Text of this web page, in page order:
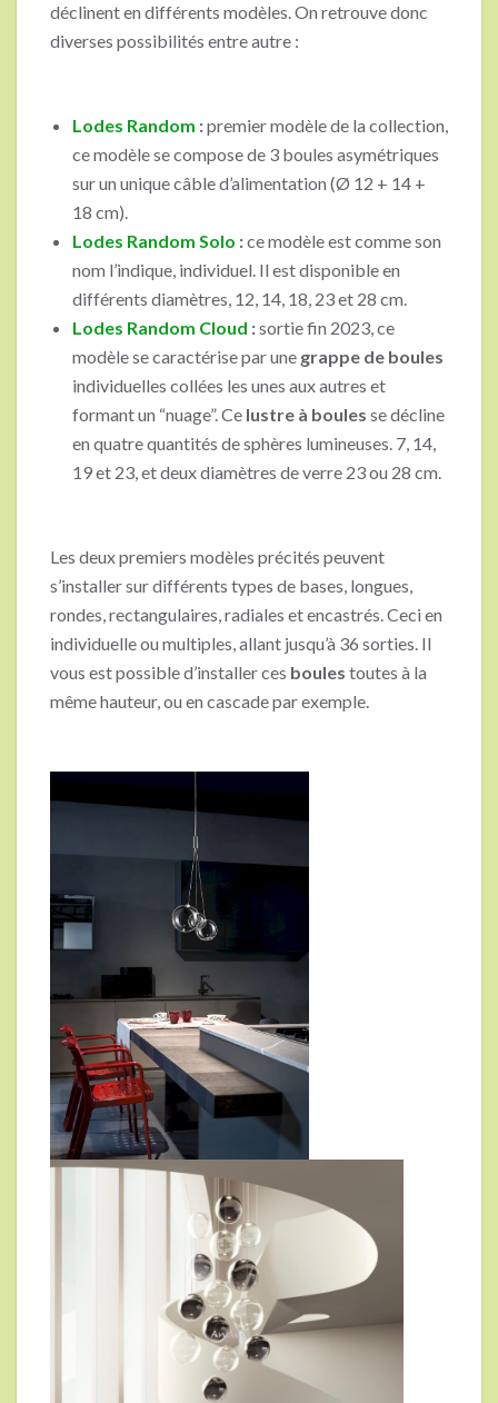
déclinent en différents modèles. On retrouve donc
diverses possibilités entre autre :
Lodes Random :premier modèle de la collection,
ce modèle se compose de 3 boules asymétriques
sur un unique câble d’alimentation (Ø 12 + 14 +
18 cm).
Lodes Random Solo :ce modèle est comme son
nom l’indique, individuel. Il est disponible en
différents diamètres, 12, 14, 18, 23 et 28 cm.
Lodes Random Cloud :sortie fin 2023, ce
modèle se caractérise par une grappe de boules
individuelles collées les unes aux autres et
formant un “nuage”. Ce lustre à boules se décline
en quatre quantités de sphères lumineuses. 7, 14,
19 et 23, et deux diamètres de verre 23 ou 28 cm.
Les deux premiers modèles précités peuvent
s’installer sur différents types de bases, longues,
rondes, rectangulaires, radiales et encastrés. Ceci en
individuelle ou multiples, allant jusqu’à 36 sorties. Il
vous est possible d’installer ces boules toutes à la
même hauteur, ou en cascade par exemple.